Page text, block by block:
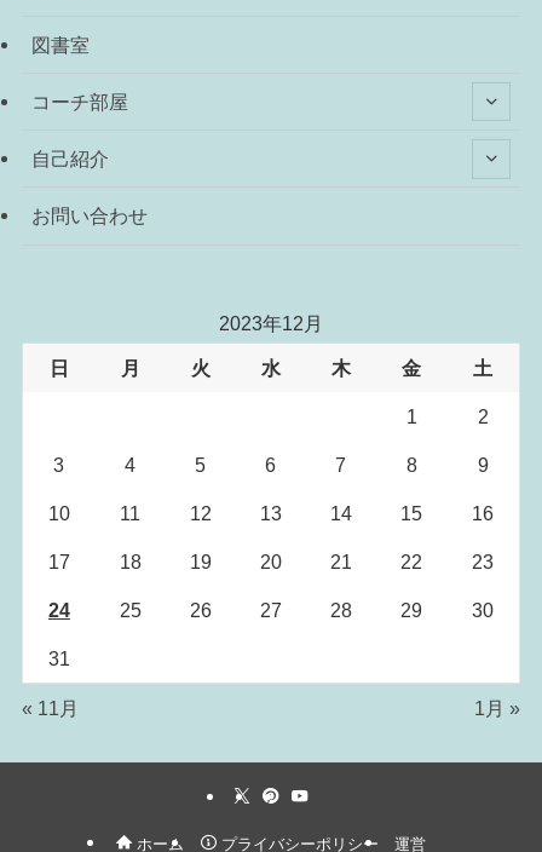
図書室
コーチ部屋
自己紹介
お問い合わせ
2023年12月
日 月 火 水 木 金 土
1 2
3 4 5 6 7 8 9
10 11 12 13 14 15 16
17 18 19 20 21 22 23
24 25 26 27 28 29 30
31
« 11月 1月 »
ホーム プライバシーポリシー 運営